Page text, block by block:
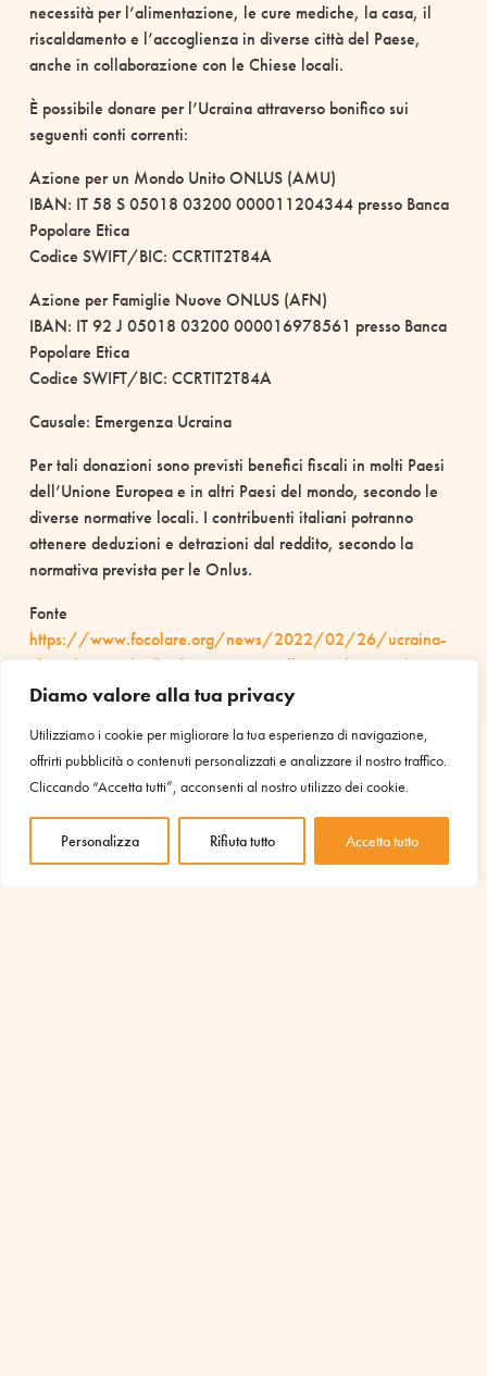
Diamo valore alla tua privacy
Utilizziamo i cookie per migliorare la tua esperienza di navigazione,
offrirti pubblicità o contenuti personalizzati e analizzare il nostro traffico.
Cliccando “Accetta tutti”, acconsenti al nostro utilizzo dei cookie.
Personalizza Rifiuta tutto Accetta tutto
necessità per l’alimentazione, le cure mediche, la casa, il
riscaldamento e l’accoglienza in diverse città del Paese,
anche in collaborazione con le Chiese locali.
È possibile donare per l’Ucraina attraverso bonifico sui
seguenti conti correnti:
Azione per un Mondo Unito ONLUS (AMU)
IBAN: IT 58 S 05018 03200 000011204344 presso Banca
Popolare Etica
Codice SWIFT/BIC: CCRTIT2T84A
Azione per Famiglie Nuove ONLUS (AFN)
IBAN: IT 92 J 05018 03200 000016978561 presso Banca
Popolare Etica
Codice SWIFT/BIC: CCRTIT2T84A
Causale: Emergenza Ucraina
Per tali donazioni sono previsti benefici fiscali in molti Paesi
dell’Unione Europea e in altri Paesi del mondo, secondo le
diverse normative locali. I contribuenti italiani potranno
ottenere deduzioni e detrazioni dal reddito, secondo la
normativa prevista per le Onlus.
Fonte
https://www.focolare.org/news/2022/02/26/ucraina-
al-via-la-raccolta-fondi-in-sostegno-alla-popolazione/
IL TUO SOSTEGNO È
INDISPENSABILE PER AVVIARE
ALTRI PROGETTI COME QUESTO